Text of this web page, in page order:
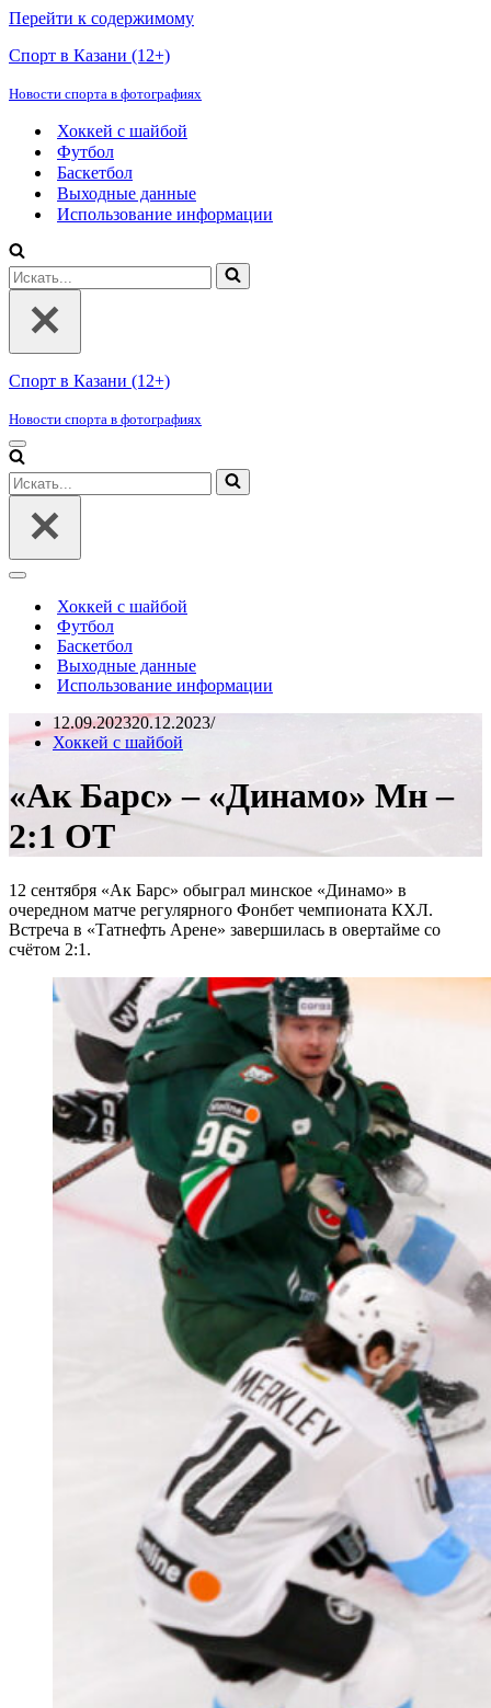
Перейти к содержимому
Спорт в Казани (12+)
Новости спорта в фотографиях
Хоккей с шайбой
Футбол
Баскетбол
Выходные данные
Использование информации
Искать...
Спорт в Казани (12+)
Новости спорта в фотографиях
Меню
навигации
Искать...
Меню
навигацииХоккей с шайбой
Футбол
Баскетбол
Выходные данные
Использование информации
12.09.202320.12.2023
Хоккей с шайбой
«Ак Барс» – «Динамо» Мн –
2:1 ОТ
12 сентября «Ак Барс» обыграл минское «Динамо» в
очередном матче регулярного Фонбет чемпионата КХЛ.
Встреча в «Татнефть Арене» завершилась в овертайме со
счётом 2:1.